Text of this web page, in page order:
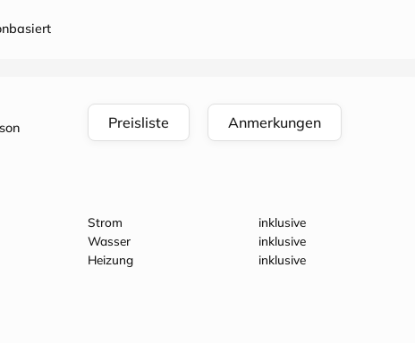
Preisliste Anmerkungen
Strom
inklusive
Wasser
inklusive
Heizung
inklusive